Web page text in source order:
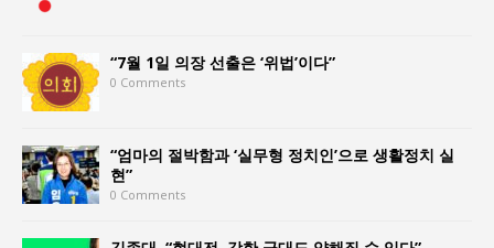
“7월 1일 의장 선출은 ‘위법’이다”
0 Comments
“엄마의 절박함과 ‘실무형 정치인’으로 생활정치 실
현”
0 Comments